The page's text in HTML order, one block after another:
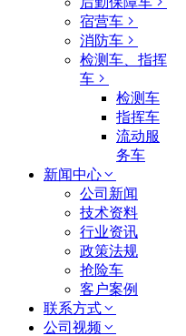
宿营车
消防车
检测车、指挥
车
检测车
指挥车
流动服
务车
新闻中心
公司新闻
技术资料
行业资讯
政策法规
抢险车
客户案例
联系方式
公司视频